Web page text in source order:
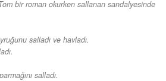
bir roman okurken sallanan sandalyesinde
salladı ve havladı.
salladı.